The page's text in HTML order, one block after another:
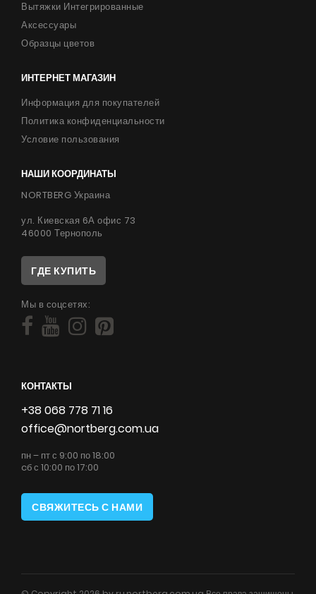
Вытяжки Интегрированные
Аксессуары
Образцы цветов
ИНТЕРНЕТ МАГАЗИН
Информация для покупателей
Политика конфиденциальности
Условие пользования
НАШИ КООРДИНАТЫ
NORTBERG Украина
ул. Киевская 6А офис 73
46000 Тернополь
ГДЕ КУПИТЬ
Мы в соцсетях:
КОНТАКТЫ
+38 068 778 71 16
office@nortberg.com.ua
пн – пт с 9:00 по 18:00
cб с 10:00 по 17:00
СВЯЖИТЕСЬ С НАМИ